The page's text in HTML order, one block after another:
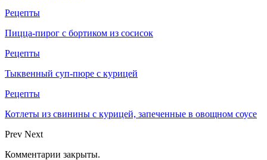
Рецепты
Пицца-пирог с бортиком из сосисок
Рецепты
Тыквенный суп-пюре с курицей
Рецепты
Котлеты из свинины с курицей, запеченные в овощном соусе
Prev Next
Комментарии закрыты.